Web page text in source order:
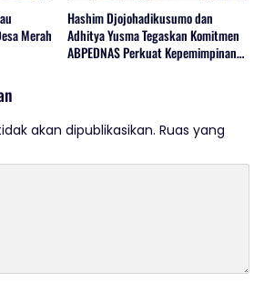
Merah
Hashim Djojohadikusumo dan
Adhitya Yusma Tegaskan Komitmen
ABPEDNAS Perkuat Kepemimpinan
akan dipublikasikan. Ruas yang